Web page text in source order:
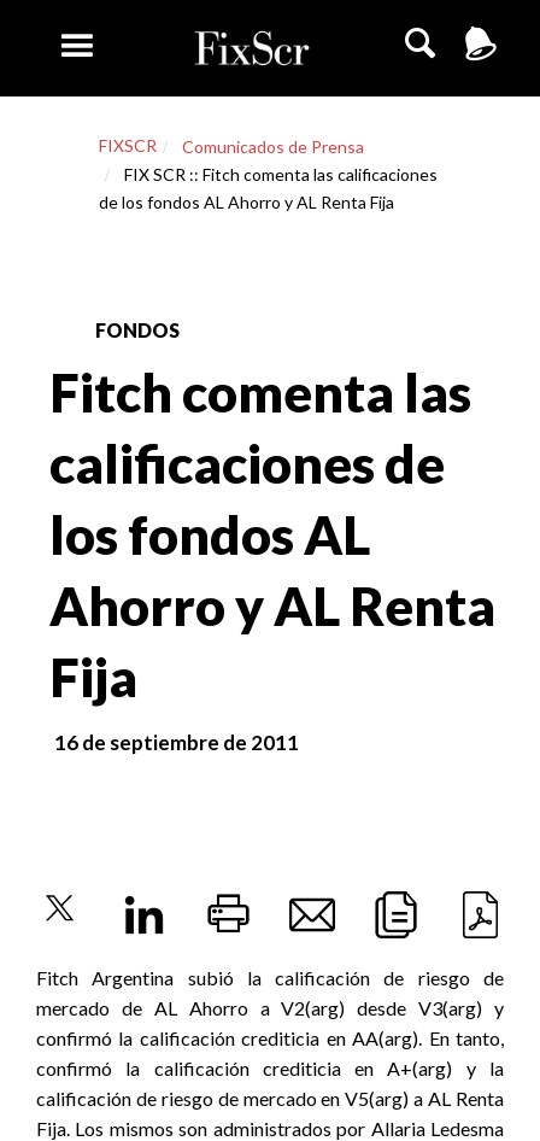
FIXSCR
Comunicados de Prensa
FIX SCR :: Fitch comenta las calificaciones
de los fondos AL Ahorro y AL Renta Fija
FONDOS
Fitch comenta las
calificaciones de
los fondos AL
Ahorro y AL Renta
Fija
16 de septiembre de 2011
Fitch Argentina subió la calificación de riesgo de
mercado de AL Ahorro a V2(arg) desde V3(arg) y
confirmó la calificación crediticia en AA(arg). En tanto,
confirmó la calificación crediticia en A+(arg) y la
calificación de riesgo de mercado en V5(arg) a AL Renta
Fija. Los mismos son administrados por Allaria Ledesma